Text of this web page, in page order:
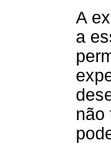
A
a
não